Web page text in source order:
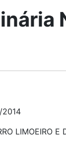
2014
LIMOEIRO E